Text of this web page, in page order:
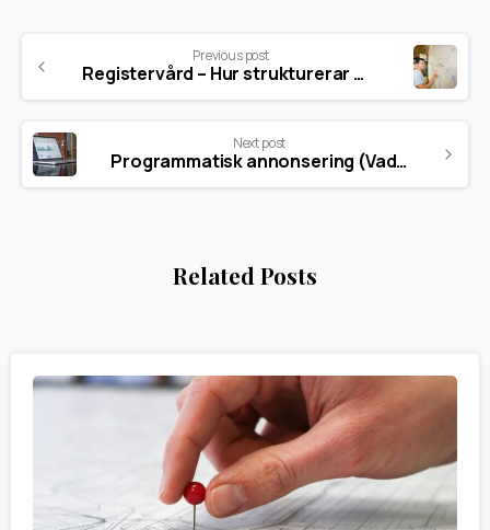
Previous post
Registervård – Hur strukturerar man arbetet?
Next post
Programmatisk annonsering (Vad betyder det?)
Related Posts